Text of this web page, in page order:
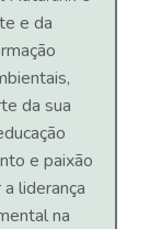
e da
da sua
e paixão
liderança
na